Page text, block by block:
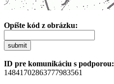
Opíšte kód z obrázku:
submit
ID pre komunikáciu s podporou:
14841702863777983561